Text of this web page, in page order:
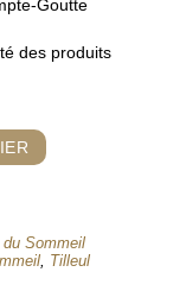
Goutte
des produits
du Sommeil
, Tilleul